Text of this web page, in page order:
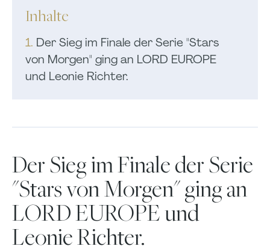
Inhalte
1. Der Sieg im Finale der Serie "Stars
von Morgen" ging an LORD EUROPE
und Leonie Richter.
Der Sieg im Finale der Serie
"Stars von Morgen" ging an
LORD EUROPE und
Leonie Richter.